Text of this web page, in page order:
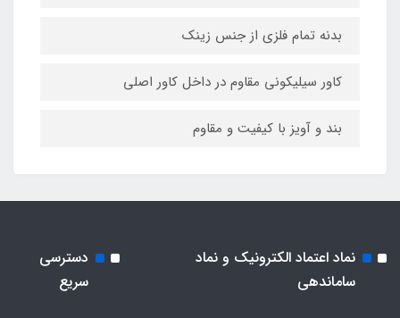
بدنه تمام فلزی از جنس زینک
کاور سیلیکونی مقاوم در داخل کاور اصلی
بند و آویز با کیفیت و مقاوم
نماد اعتماد الکترونیک و نماد
ساماندهی
دسترسی
سریع